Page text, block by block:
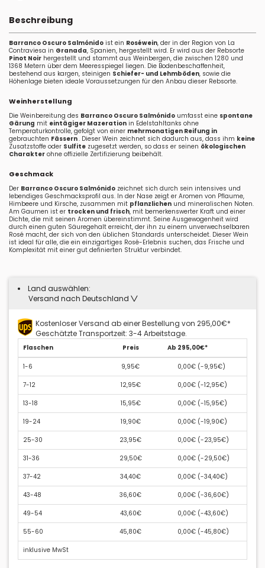
Beschreibung
Barranco Oscuro Salmónido ist ein Roséwein, der in der Region von La
Contraviesa in Granada, Spanien, hergestellt wird. Er wird aus der Rebsorte
Pinot Noir hergestellt und stammt aus Weinbergen, die zwischen 1280 und
1368 Metern über dem Meeresspiegel liegen. Die Bodenbeschaffenheit,
bestehend aus kargen, steinigen Schiefer- und Lehmböden, sowie die
Höhenlage bieten ideale Voraussetzungen für den Anbau dieser Rebsorte.
Weinherstellung
Die Weinbereitung des Barranco Oscuro Salmónido umfasst eine spontane
Gärung mit eintägiger Mazeration in Edelstahltanks ohne
Temperaturkontrolle, gefolgt von einer mehrmonatigen Reifung in
gebrauchten Fässern. Dieser Wein zeichnet sich dadurch aus, dass ihm keine
Zusatzstoffe oder Sulfite zugesetzt werden, so dass er seinen ökologischen
Charakter ohne offizielle Zertifizierung beibehält.
Geschmack
Der Barranco Oscuro Salmónido zeichnet sich durch sein intensives und
lebendiges Geschmacksprofil aus. In der Nase zeigt er Aromen von Pflaume,
Himbeere und Kirsche, zusammen mit pflanzlichen und mineralischen Noten.
Am Gaumen ist er trocken und frisch, mit bemerkenswerter Kraft und einer
Dichte, die mit seinen Aromen übereinstimmt. Seine Ausgewogenheit wird
durch einen guten Säuregehalt erreicht, der ihn zu einem unverwechselbaren
Rosé macht, der sich von den üblichen Standards unterscheidet. Dieser Wein
ist ideal für alle, die ein einzigartiges Rosé-Erlebnis suchen, das Frische und
Komplexität mit einer gut definierten Struktur verbindet.
Land auswählen:
Versand nach Deutschland
Kostenloser Versand ab einer Bestellung von 295,00€*
Geschätzte Transportzeit: 3-4 Arbeitstage.
Flaschen Preis Ab 295,00€*
1-6 9,95€ 0,00€ (-9,95€)
7-12 12,95€ 0,00€ (-12,95€)
13-18 15,95€ 0,00€ (-15,95€)
19-24 19,90€ 0,00€ (-19,90€)
25-30 23,95€ 0,00€ (-23,95€)
31-36 29,50€ 0,00€ (-29,50€)
37-42 34,40€ 0,00€ (-34,40€)
43-48 36,60€ 0,00€ (-36,60€)
49-54 43,60€ 0,00€ (-43,60€)
55-60 45,80€ 0,00€ (-45,80€)
inklusive MwSt